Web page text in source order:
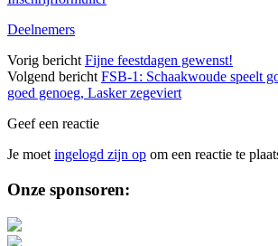
Deelnemers
Vorig bericht Fijne feestdagen gewenst!
Volgend bericht FSB-1: Schaakwoude speelt
goed genoeg, Lasker zegeviert
Geef een reactie
Je moetingelogd zijn op om een reactie te
Sidebar
Onze sponsoren: